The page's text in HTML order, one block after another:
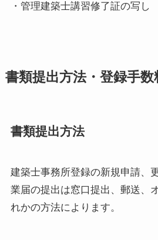
・管理建築士講習修了証の写し
書類提出方法・登録手数
書類提出方法
建築士事務所登録の新規申請、
業届の提出は窓口提出、郵送、
れかの方法によります。